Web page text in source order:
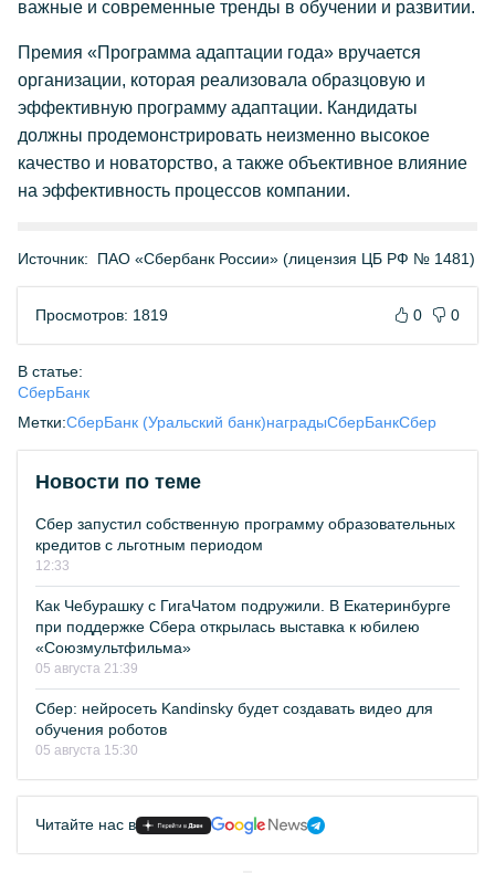
важные и современные тренды в обучении и развитии.
Премия «Программа адаптации года» вручается
организации, которая реализовала образцовую и
эффективную программу адаптации. Кандидаты
должны продемонстрировать неизменно высокое
качество и новаторство, а также объективное влияние
на эффективность процессов компании.
Источник: ПАО «Сбербанк России» (лицензия ЦБ РФ № 1481)
Просмотров: 1819 0 0
В статье:
СберБанк
Метки:СберБанк (Уральский банк)наградыСберБанкСбер
Новости по теме
Сбер запустил собственную программу образовательных
кредитов с льготным периодом
12:33
Как Чебурашку с ГигаЧатом подружили. В Екатеринбурге
при поддержке Сбера открылась выставка к юбилею
«Союзмультфильма»
05 августа 21:39
Сбер: нейросеть Kandinsky будет создавать видео для
обучения роботов
05 августа 15:30
Читайте нас в